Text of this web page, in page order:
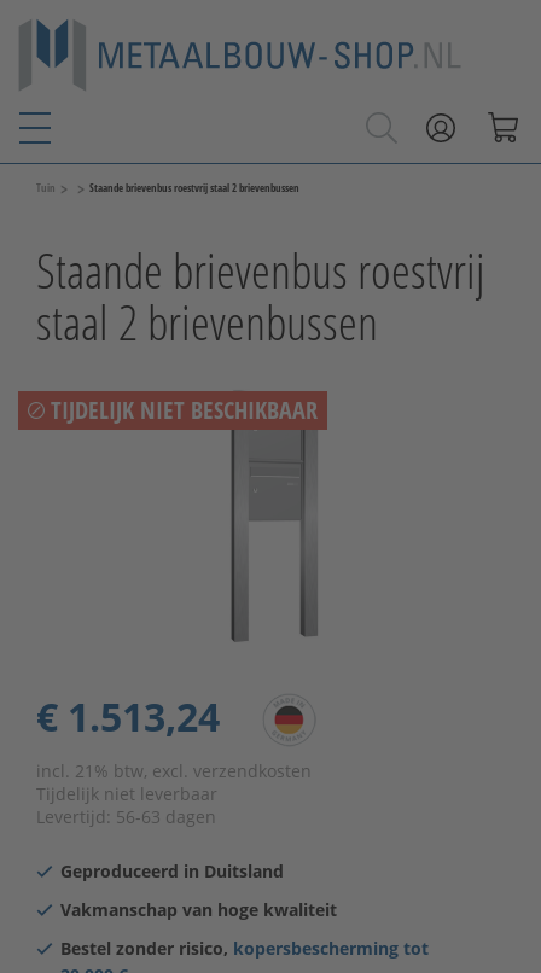
Tuin > > Staande brievenbus roestvrij staal 2 brievenbussen
Staande brievenbus roestvrij
staal 2 brievenbussen
TIJDELIJK NIET BESCHIKBAAR
€ 1.513,24
incl. 21% btw, excl. verzendkosten
Tijdelijk niet leverbaar
Levertijd: 56-63 dagen
Geproduceerd in Duitsland
Vakmanschap van hoge kwaliteit
Bestel zonder risico, kopersbescherming tot